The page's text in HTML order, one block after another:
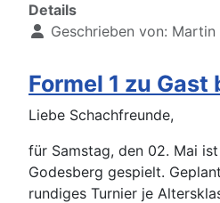
Details
Geschrieben von: Martin
Formel 1 zu Gast
Liebe Schachfreunde,
für Samstag, den 02. Mai
Godesberg gespielt.
rundiges Turnier je